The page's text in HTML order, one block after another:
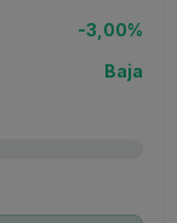
-3,00%
Baja